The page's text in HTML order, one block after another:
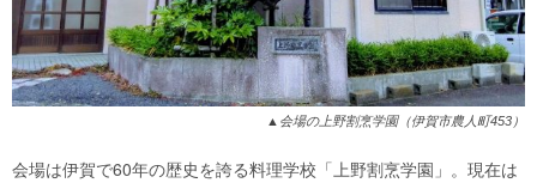
▲会場の上野割烹学園（伊賀市農人町453）
会場は伊賀で60年の歴史を誇る料理学校「上野割烹学園」。現在は